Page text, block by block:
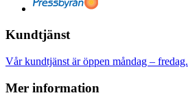
Kundtjänst
Vår kundtjänst är öppen måndag – fredag.
Mer information